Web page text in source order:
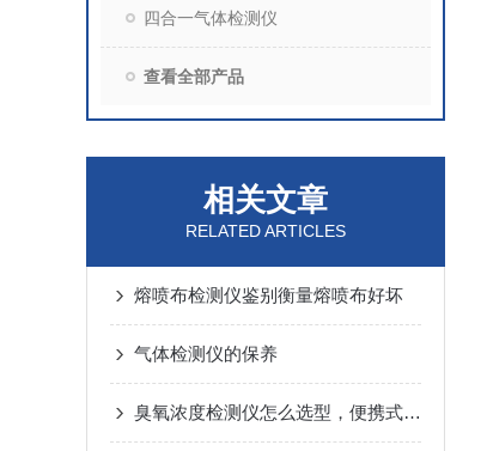
四合一气体检测仪
查看全部产品
相关文章
RELATED ARTICLES
熔喷布检测仪鉴别衡量熔喷布好坏
气体检测仪的保养
臭氧浓度检测仪怎么选型，便携式固定式泵吸式壁挂臭氧检测仪选购技巧